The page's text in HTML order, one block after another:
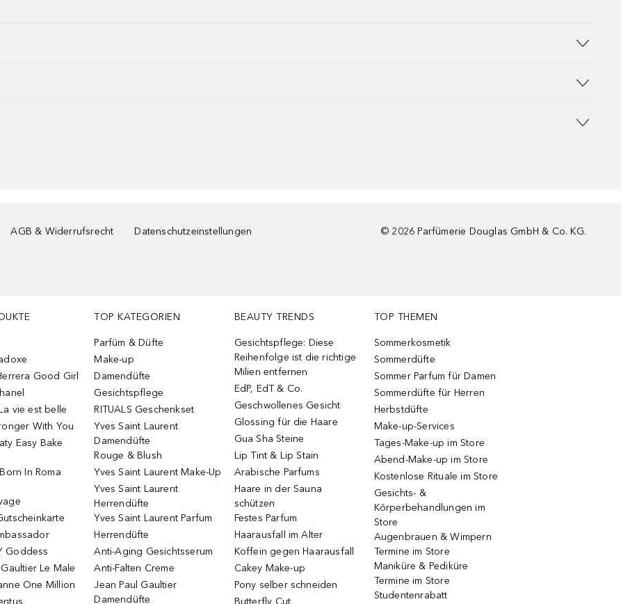
AGB & Widerrufsrecht Datenschutzeinstellungen © 2026 Parfümerie Douglas GmbH & Co. KG.
Good Girl
vie est belle
With You
Easy Bake
In Roma
Goddess
Le Male
One Million
TOP KATEGORIEN
Parfüm & Düfte
Make-up
Damendüfte
Gesichtspflege
RITUALS Geschenkset
Yves Saint Laurent
Damendüfte
Rouge & Blush
Yves Saint Laurent Make-Up
Yves Saint Laurent
Herrendüfte
Yves Saint Laurent Parfum
Herrendüfte
Anti-Aging Gesichtsserum
Anti-Falten Creme
Jean Paul Gaultier
Damendüfte
BEAUTY TRENDS
Gesichtspflege: Diese
Reihenfolge ist die richtige
Milien entfernen
EdP, EdT & Co.
Geschwollenes Gesicht
Glossing für die Haare
Gua Sha Steine
Lip Tint & Lip Stain
Arabische Parfums
Haare in der Sauna
schützen
Festes Parfum
Haarausfall im Alter
Koffein gegen Haarausfall
Cakey Make-up
Pony selber schneiden
Butterfly Cut
TOP THEMEN
Sommerkosmetik
Sommerdüfte
Sommer Parfum für Damen
Sommerdüfte für Herren
Herbstdüfte
Make-up-Services
Tages-Make-up im Store
Abend-Make-up im Store
Kostenlose Rituale im Store
Gesichts- &
Körperbehandlungen im
Store
Augenbrauen & Wimpern
Termine im Store
Maniküre & Pediküre
Termine im Store
Studentenrabatt